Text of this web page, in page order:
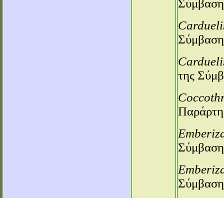
της